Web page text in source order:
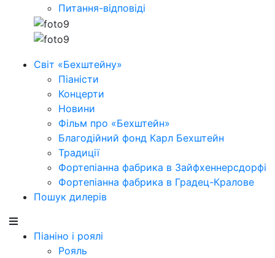
Питання-відповіді
Світ «Бехштейну»
Піаністи
Концерти
Новини
Фільм про «Бехштейн»
Благодійний фонд Карл Бехштейн
Традиції
Фортепіанна фабрика в Зайфхеннерсдорфi
Фортепіанна фабрика в Градец-Кралове
Пошук дилерів
Піаніно і роялі
Рояль